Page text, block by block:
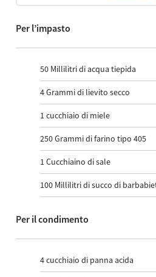
Per l’impasto
50 Millilitri di acqua tiepida
4Grammi di lievito secco
1cucchiaio di miele
250Grammi di farino tipo 405
1Cucchiaino di sale
100 Millilitri di succo di
Per il condimento
4cucchiaio di panna acida